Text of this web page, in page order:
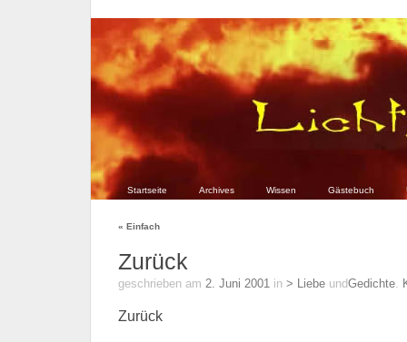
Startseite Archives Wissen Gästebuch
« Einfach
Zurück
geschrieben am 2. Juni 2001 in > Liebe undGedichte.
Zurück